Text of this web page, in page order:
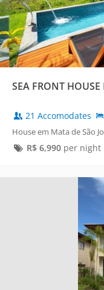
SEA FRONT
21 Accomodates
House em Mata de São
R$ 6,990per night